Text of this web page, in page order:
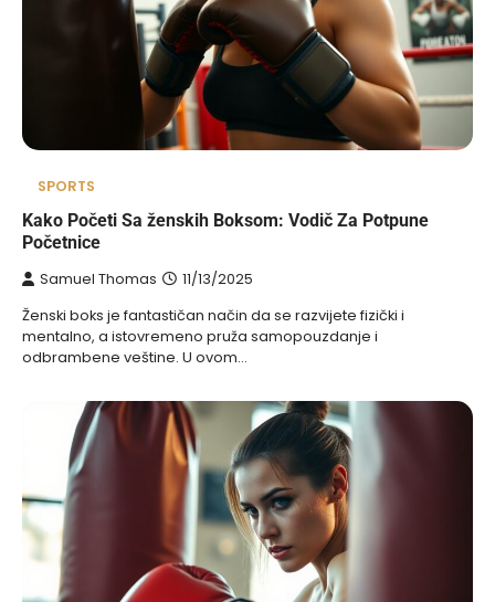
SPORTS
Kako Početi Sa ženskih Boksom: Vodič Za Potpune
Početnice
Samuel Thomas 11/13/2025
Ženski boks je fantastičan način da se razvijete fizički i
mentalno, a istovremeno pruža samopouzdanje i
odbrambene veštine. U ovom…